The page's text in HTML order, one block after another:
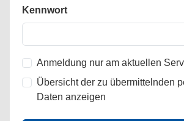
Kennwort
Anmeldung nur am aktuellen
Übersicht der zu übermittelnden
Daten anzeigen